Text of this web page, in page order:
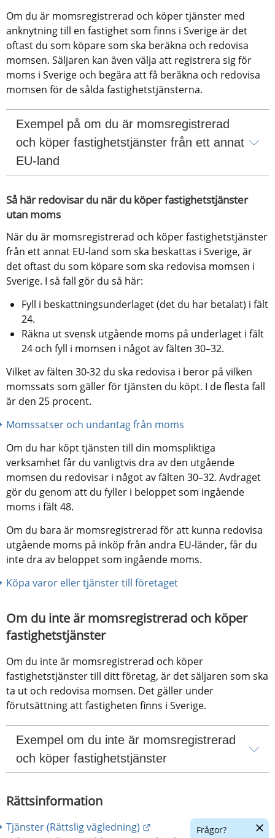
Om du är momsregistrerad och köper tjänster med
anknytning till en fastighet som finns i Sverige är det
oftast du som köpare som ska beräkna och redovisa
momsen. Säljaren kan även välja att registrera sig för
moms i Sverige och begära att få beräkna och redovisa
momsen för de sålda fastighetstjänsterna.
Exempel på om du är momsregistrerad
och köper fastighetstjänster från ett annat
EU-land
Så här redovisar du när du köper fastighetstjänster
utan moms
När du är momsregistrerad och köper fastighetstjänster
från ett annat EU-land som ska beskattas i Sverige, är
det oftast du som köpare som ska redovisa momsen i
Sverige. I så fall gör du så här:
Fyll i beskattningsunderlaget (det du har betalat) i fält
24.
Räkna ut svensk utgående moms på underlaget i fält
24 och fyll i momsen i något av fälten 30–32.
Vilket av fälten 30-32 du ska redovisa i beror på vilken
momssats som gäller för tjänsten du köpt. I de flesta fall
är den 25 procent.
Momssatser och undantag från moms
Om du har köpt tjänsten till din momspliktiga
verksamhet får du vanligtvis dra av den utgående
momsen du redovisar i något av fälten 30–32. Avdraget
gör du genom att du fyller i beloppet som ingående
moms i fält 48.
Om du bara är momsregistrerad för att kunna redovisa
utgående moms på inköp från andra EU-länder, får du
inte dra av beloppet som ingående moms.
Köpa varor eller tjänster till företaget
Om du inte är momsregistrerad och köper
fastighetstjänster
Om du inte är momsregistrerad och köper
fastighetstjänster till ditt företag, är det säljaren som ska
ta ut och redovisa momsen. Det gäller under
förutsättning att fastigheten finns i Sverige.
Exempel om du inte är momsregistrerad
och köper fastighetstjänster
Rättsinformation
Tjänster (Rättslig vägledning)
Länk till annan webbplats.
Frågor?
Dölj